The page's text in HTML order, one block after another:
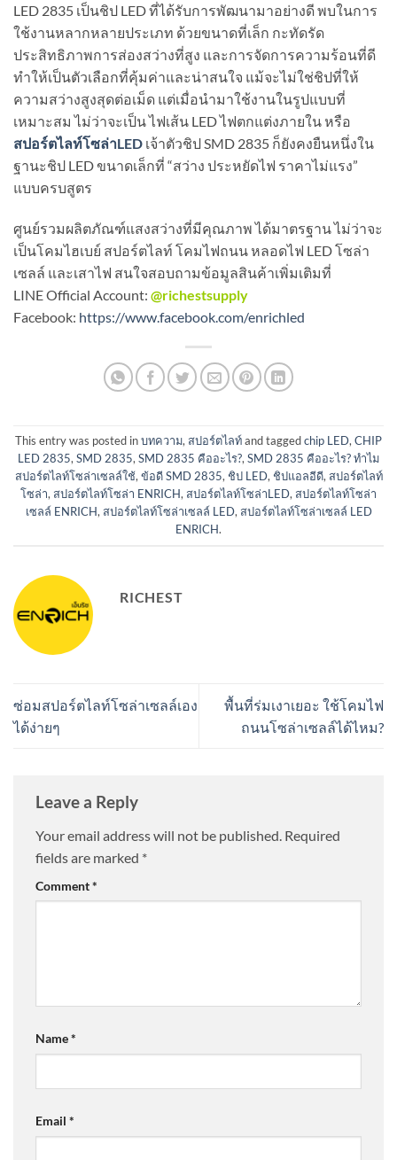
LED 2835 เป็นชิป LED ที่ได้รับการพัฒนามาอย่างดี พบในการ
ใช้งานหลากหลายประเภท ด้วยขนาดที่เล็ก กะทัดรัด
ประสิทธิภาพการส่องสว่างที่สูง และการจัดการความร้อนที่ดี
ทำให้เป็นตัวเลือกที่คุ้มค่าและน่าสนใจ แม้จะไม่ใช่ชิปที่ให้
ความสว่างสูงสุดต่อเม็ด แต่เมื่อนำมาใช้งานในรูปแบบที่
เหมาะสม ไม่ว่าจะเป็น ไฟเส้น LED ไฟตกแต่งภายใน หรือ
สปอร์ตไลท์โซล่าLED เจ้าตัวชิป SMD 2835 ก็ยังคงยืนหนึ่งใน
ฐานะชิป LED ขนาดเล็กที่ “สว่าง ประหยัดไฟ ราคาไม่แรง”
แบบครบสูตร
ศูนย์รวมผลิตภัณฑ์แสงสว่างที่มีคุณภาพ ได้มาตรฐาน ไม่ว่าจะ
เป็นโคมไฮเบย์ สปอร์ตไลท์ โคมไฟถนน หลอดไฟ LED โซล่า
เซลล์ และเสาไฟ สนใจสอบถามข้อมูลสินค้าเพิ่มเติมที่
LINE Official Account: @richestsupply
Facebook: https://www.facebook.com/enrichled
This entry was posted inบทความ, สปอร์ตไลท์and taggedchip LED, CHIP
LED 2835, SMD 2835, SMD 2835 คืออะไร?, SMD 2835 คืออะไร? ทำไม
สปอร์ตไลท์โซล่าเซลล์ใช้, ข้อดี SMD 2835, ชิป LED, ชิปแอลอีดี, สปอร์ตไลท์
โซล่า, สปอร์ตไลท์โซล่า ENRICH, สปอร์ตไลท์โซล่าLED, สปอร์ตไลท์โซล่า
เซลล์ ENRICH, สปอร์ตไลท์โซล่าเซลล์ LED, สปอร์ตไลท์โซล่าเซลล์ LED
ENRICH.
RICHEST
ซ่อมสปอร์ตไลท์โซล่าเซลล์เอง
ได้ง่ายๆ
พื้นที่ร่มเงาเยอะ ใช้โคมไฟ
ถนนโซล่าเซลล์ได้ไหม?
Leave a Reply
Your email address will not be published. Required
fields are marked *
Comment*
Name*
Email *